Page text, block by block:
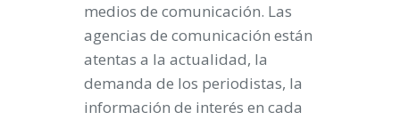
medios de comunicación. Las
agencias de comunicación están
atentas a la actualidad, la
demanda de los periodistas, la
información de interés en cada